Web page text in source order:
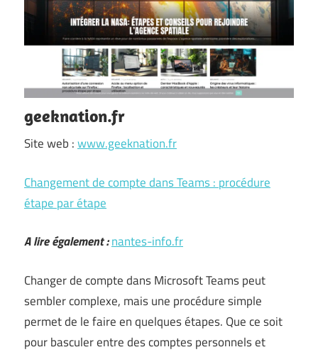
geeknation.fr
Site web :www.geeknation.fr
Changement de compte dans Teams : procédure
étape par étape
A lire également :nantes-info.fr
Changer de compte dans Microsoft Teams peut
sembler complexe, mais une procédure simple
permet de le faire en quelques étapes. Que ce soit
pour basculer entre des comptes personnels et